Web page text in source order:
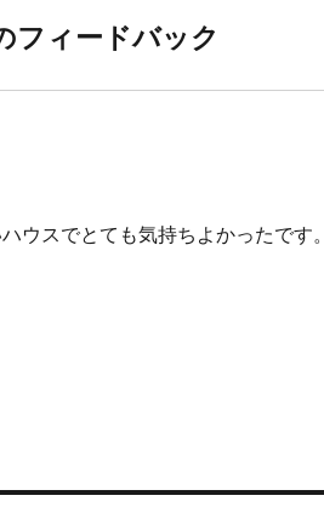
フィードバック
ウスでとても気持ちよかったです。